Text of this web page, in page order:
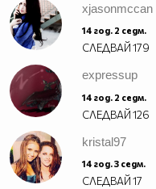
xjasonmccan
14 год. 2 седм.
СЛЕДВАЙ179
expressup
14 год. 2 седм.
СЛЕДВАЙ126
kristal97
14 год. 3 седм.
СЛЕДВАЙ17